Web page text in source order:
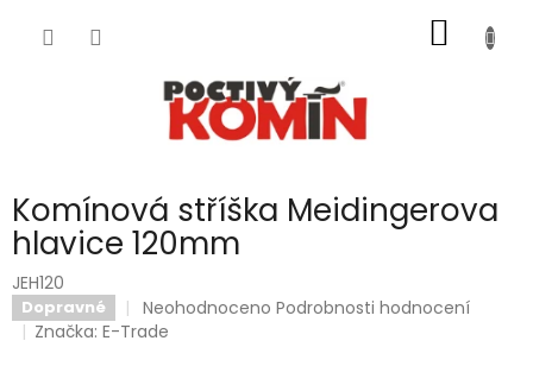
KOŠÍK
Komínová stříška Meidingerova
hlavice 120mm
JEH120
Dopravné
Průměrné
hodnocení
Neohodnoceno Podrobnosti hodnocení
Značka:E-Trade